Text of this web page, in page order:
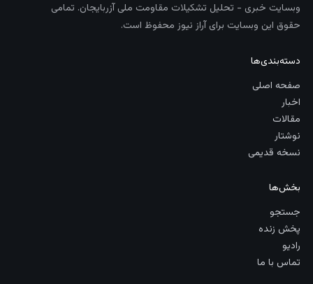
وبسایت خبری - تحلیل تشکیلات مقاومت ملی آزربایجان. تمامی
حقوق این وبسایت برای آراز نیوز محفوظ است.
دسته‌بندی‌ها
صفحه اصلی
اخبار
مقالات
نوشتار
نسخه قدیمی
بخش‌ها
جستجو
پخش زنده
رادیو
تماس با ما